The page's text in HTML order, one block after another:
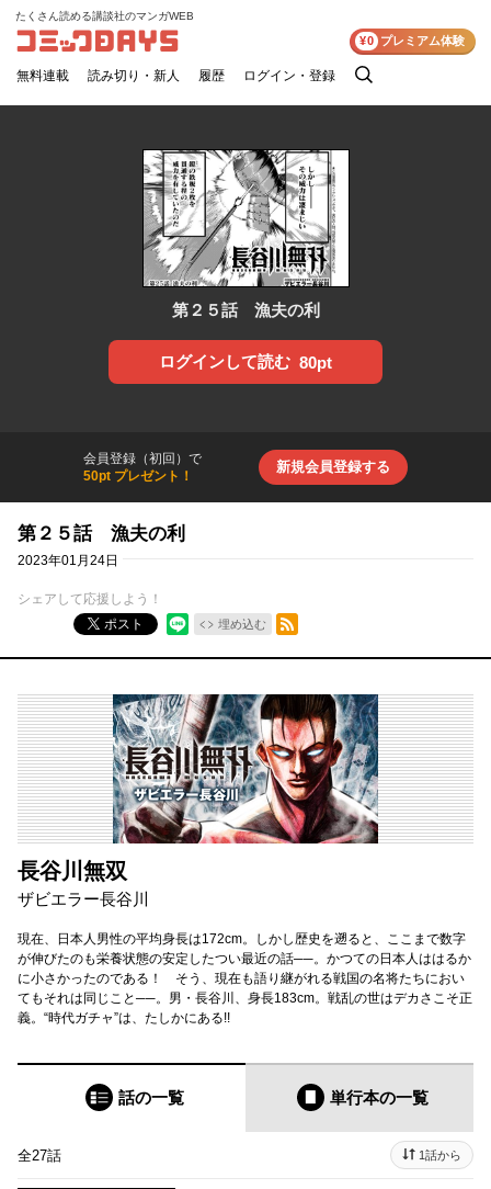
コミックDAYS
たくさん読める講談社のマンガWEB
無料連載 読み切り・新人 履歴 ログイン・登録
検
¥0 プレミアム体験
第２５話 漁夫の利
ログインして読む 80pt
会員登録（初回）で
50pt プレゼント！
新規会員登録する
第２５話 漁夫の利
2023年01月24日
シェアして応援しよう！
ポスト
埋め込む
RSSフィード
長谷川無双
ザビエラー長谷川
現在、日本人男性の平均身長は172cm。しかし歴史を遡ると、ここまで数字
が伸びたのも栄養状態の安定したつい最近の話──。かつての日本人ははるか
に小さかったのである！ そう、現在も語り継がれる戦国の名将たちにおい
てもそれは同じこと──。男・長谷川、身長183cm。戦乱の世はデカさこそ正
義。“時代ガチャ”は、たしかにある!!
話の一覧 単行本の一覧
全27話 1話から